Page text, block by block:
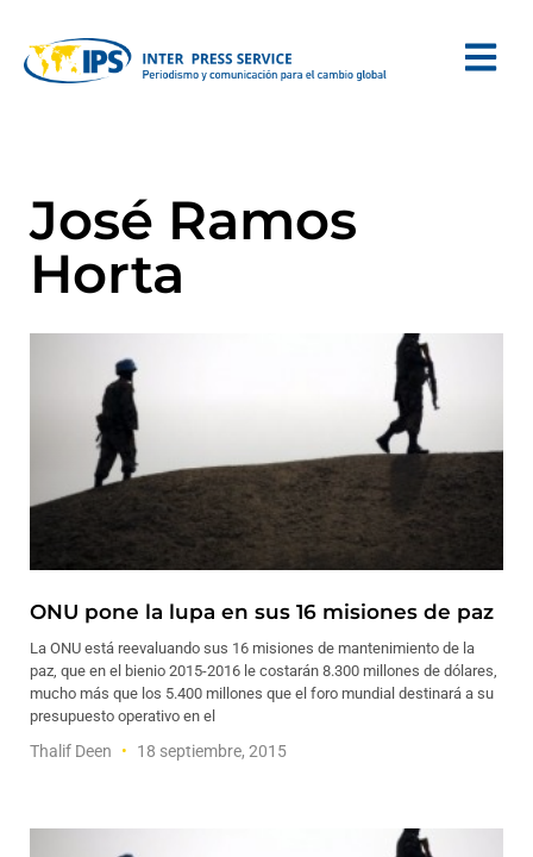
José Ramos
Horta
ONU pone la lupa en sus 16 misiones de paz
La ONU está reevaluando sus 16 misiones de mantenimiento de la
paz, que en el bienio 2015-2016 le costarán 8.300 millones de dólares,
mucho más que los 5.400 millones que el foro mundial destinará a su
presupuesto operativo en el
Thalif Deen 18 septiembre, 2015